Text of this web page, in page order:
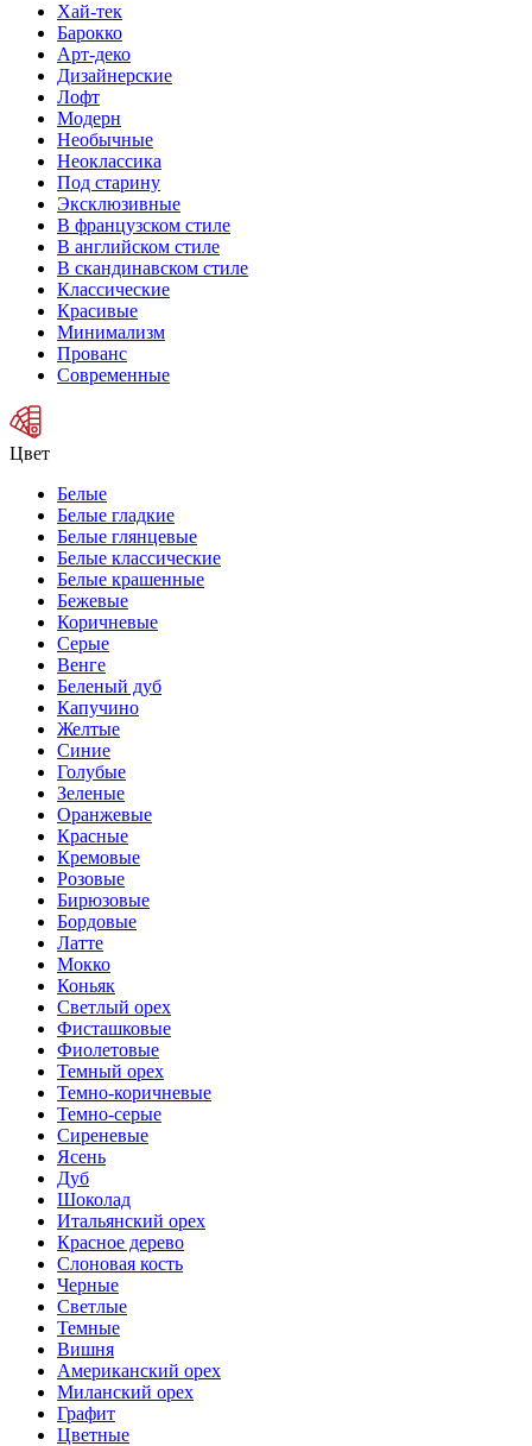
Хай-тек
Барокко
Арт-деко
Дизайнерские
Лофт
Модерн
Необычные
Неоклассика
Под старину
Эксклюзивные
В французском стиле
В английском стиле
В скандинавском стиле
Классические
Красивые
Минимализм
Прованс
Современные
Цвет
Белые
Белые гладкие
Белые глянцевые
Белые классические
Белые крашенные
Бежевые
Коричневые
Серые
Венге
Беленый дуб
Капучино
Желтые
Синие
Голубые
Зеленые
Оранжевые
Красные
Кремовые
Розовые
Бирюзовые
Бордовые
Латте
Мокко
Коньяк
Светлый орех
Фисташковые
Фиолетовые
Темный орех
Темно-коричневые
Темно-серые
Сиреневые
Ясень
Дуб
Шоколад
Итальянский орех
Красное дерево
Слоновая кость
Черные
Светлые
Темные
Вишня
Американский орех
Миланский орех
Графит
Цветные